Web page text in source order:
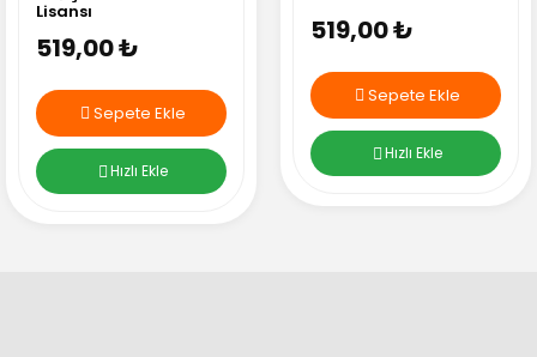
Lisansı
519,00 ₺
Sepete Ekle
Hızlı Ekle
519,00 ₺
Sepete Ekle
Hızlı Ekle